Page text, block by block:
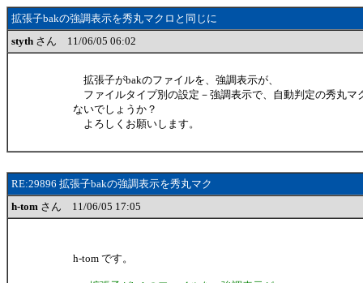
拡張子bakの強調表示を秀丸マクロと同じに
styth さん 11/06/05 06:02
拡張子がbakのファイルを、強調表示が、
ファイルタイプ別の設定－強調表示で、自動判定の秀丸マ
ないでしょうか？
よろしくお願いします。
RE:29896 拡張子bakの強調表示を秀丸マク
h-tom さん 11/06/05 17:05
h-tom です。